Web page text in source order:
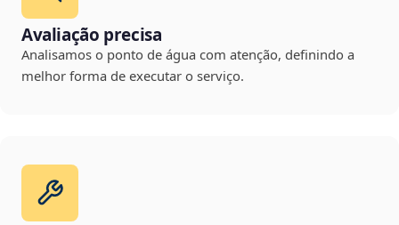
Avaliação precisa
Analisamos o ponto de água com atenção, definindo a
melhor forma de executar o serviço.